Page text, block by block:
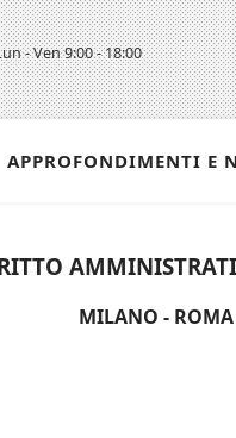
- Ven 9:00 - 18:00
APPROFONDIMENTI E
MILANO -